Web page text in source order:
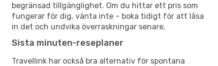
begränsad tillgänglighet. Om du hittar ett pris som
fungerar för dig, vänta inte – boka tidigt för att låsa
in det och undvika överraskningar senare.
Sista minuten-reseplaner
Travellink har också bra alternativ för spontana